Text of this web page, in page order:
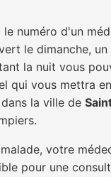
le numéro d'un
le dimanche,
la nuit vous
qui vous mettra
la ville de
votre
pour une